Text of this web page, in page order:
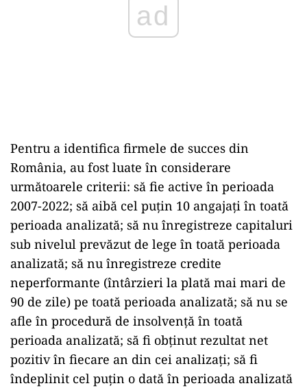
ad
Pentru a identifica firmele de succes din
România, au fost luate în considerare
următoarele criterii: să fie active în perioada
2007-2022; să aibă cel puțin 10 angajați în toată
perioada analizată; să nu înregistreze capitaluri
sub nivelul prevăzut de lege în toată perioada
analizată; să nu înregistreze credite
neperformante (întârzieri la plată mai mari de
90 de zile) pe toată perioada analizată; să nu se
afle în procedură de insolvență în toată
perioada analizată; să fi obținut rezultat net
pozitiv în fiecare an din cei analizați; să fi
îndeplinit cel puțin o dată în perioada analizată